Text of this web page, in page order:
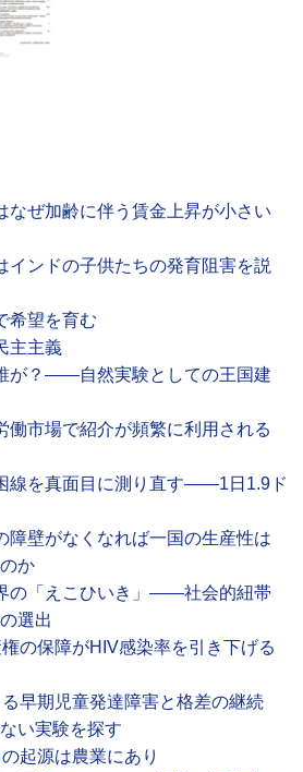
ぜ加齢に伴う賃金上昇が小さい
ンドの子供たちの発育阻害を説
望を育む
主主義
が？――自然実験としての王国建
市場で紹介が頻繁に利用される
を真面目に測り直す――1日1.9ド
壁がなくなれば一国の生産性は
か
の「えこひいき」――社会的紐帯
選出
の保障がHIV感染率を引き下げる
早期児童発達障害と格差の継続
い実験を探す
起源は農業にあり